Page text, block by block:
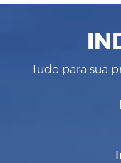
Tudo para sua